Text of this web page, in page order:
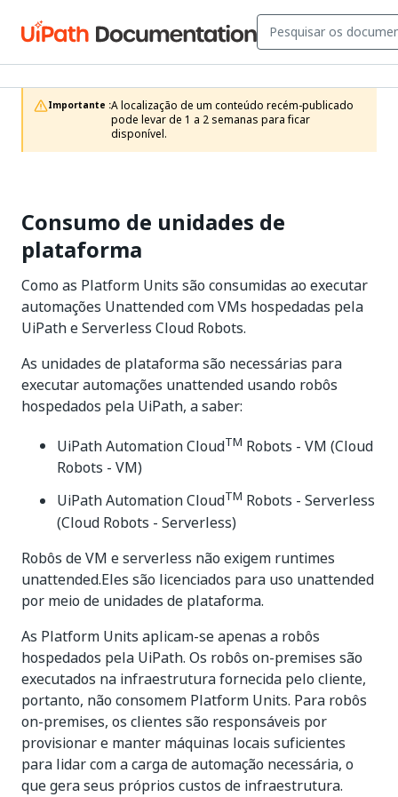
Importante :A localização de um conteúdo recém-publicado
pode levar de 1 a 2 semanas para ficar
disponível.
Consumo de unidades de
plataforma
Como as Platform Units são consumidas ao executar
automações Unattended com VMs hospedadas pela
UiPath e Serverless Cloud Robots.
As unidades de plataforma são necessárias para
executar automações unattended usando robôs
hospedados pela UiPath, a saber:
UiPath Automation CloudTM Robots - VM (Cloud
Robots - VM)
UiPath Automation CloudTM Robots - Serverless
(Cloud Robots - Serverless)
Robôs de VM e serverless não exigem runtimes
unattended.Eles são licenciados para uso unattended
por meio de unidades de plataforma.
As Platform Units aplicam-se apenas a robôs
hospedados pela UiPath. Os robôs on-premises são
executados na infraestrutura fornecida pelo cliente,
portanto, não consomem Platform Units. Para robôs
on-premises, os clientes são responsáveis por
provisionar e manter máquinas locais suficientes
para lidar com a carga de automação necessária, o
que gera seus próprios custos de infraestrutura.